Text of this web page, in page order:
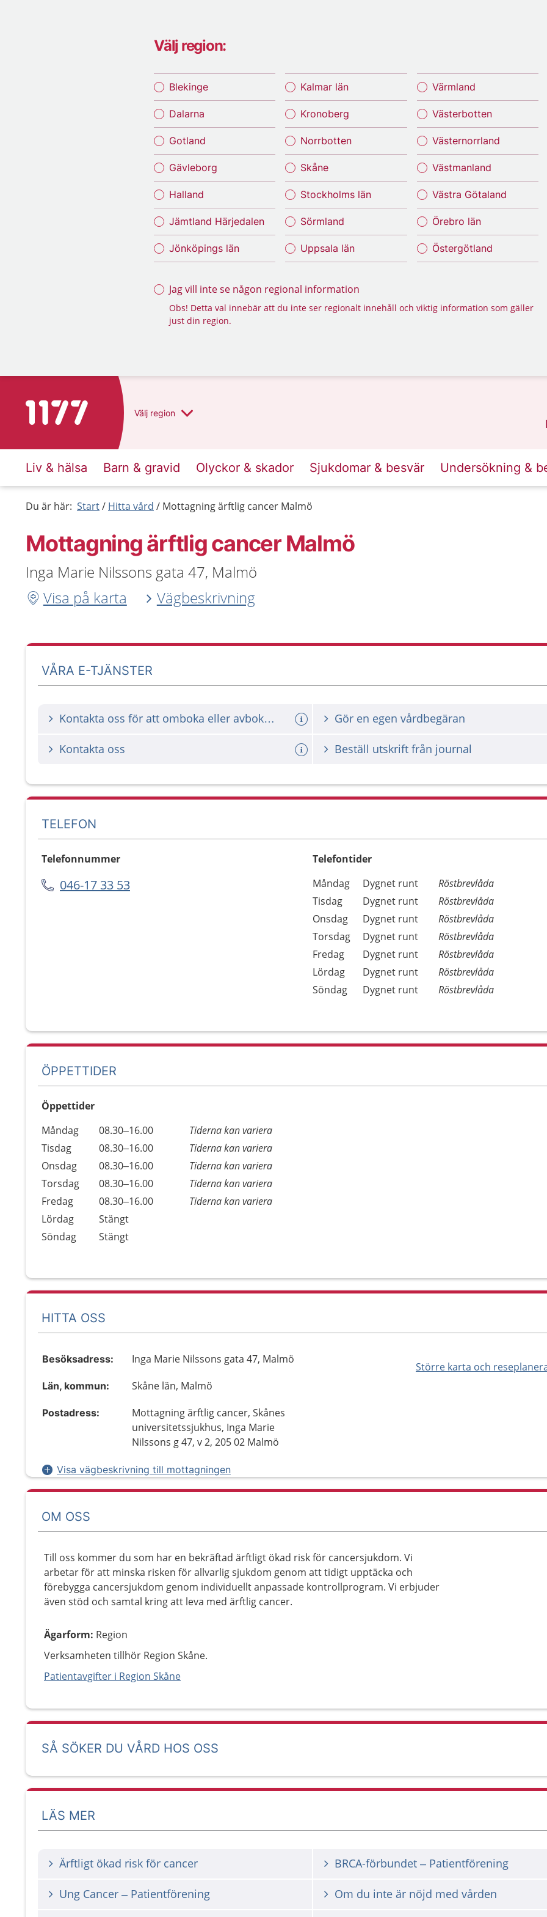
Välj region:
Blekinge
Dalarna
Gotland
Gävleborg
Halland
Jämtland Härjedalen
Jönköpings län
Kalmar län
Kronoberg
Norrbotten
Skåne
Stockholms län
Sörmland
Uppsala län
Värmland
Västerbotten
Västernorrland
Västmanland
Västra Götaland
Örebro län
Östergötland
Jag vill inte se någon regional information
Obs! Detta val innebär att du inte ser regionalt innehåll och viktig information som gäller
just din region.
Till startsidan för 1177 Välj region
Liv & hälsa Barn & gravid Olyckor & skador Sjukdomar & besvär Undersökning &
Du är här: Start Hitta vård Mottagning ärftlig cancer Malmö
Mottagning ärftlig cancer Malmö
Inga Marie Nilssons gata 47, Malmö
Visa på karta
Vägbeskrivning
VÅRA E-TJÄNSTER
Kontakta oss för att omboka eller avboka tid Gör en egen vårdbegäran
Kontakta oss Beställ utskrift från journal
TELEFON
Telefonnummer
046-17 33 53
Telefontider
Dag
Öppettider
Kommentarer
Måndag Dygnet runt
Röstbrevlåda
Tisdag
Dygnet runt
Röstbrevlåda
Onsdag
Dygnet runt
Röstbrevlåda
Torsdag
Dygnet runt
Röstbrevlåda
Fredag
Dygnet runt
Röstbrevlåda
Lördag
Dygnet runt
Röstbrevlåda
Söndag
Dygnet runt Röstbrevlåda
ÖPPETTIDER
Öppettider
Dag
Öppettider
Kommentarer
Måndag 08.30–16.00
Tiderna kan variera
Tisdag
08.30–16.00
Tiderna kan variera
Onsdag
08.30–16.00
Tiderna kan variera
Torsdag
08.30–16.00
Tiderna kan variera
Fredag
08.30–16.00
Tiderna kan variera
Lördag
Stängt
Söndag
Stängt
HITTA OSS
Större karta och
Besöksadress: Inga Marie Nilssons gata 47, Malmö
Län, kommun: Skåne län, Malmö
Postadress:
Mottagning ärftlig cancer, Skånes
universitetssjukhus, Inga Marie
Nilssons g 47, v 2, 205 02 Malmö
Visa vägbeskrivning till mottagningen
OM OSS
Till oss kommer du som har en bekräftad ärftligt ökad risk för cancersjukdom. Vi
arbetar för att minska risken för allvarlig sjukdom genom att tidigt upptäcka och
förebygga cancersjukdom genom individuellt anpassade kontrollprogram. Vi erbjuder
även stöd och samtal kring att leva med ärftlig cancer.
Ägarform: Region
Verksamheten tillhör Region Skåne.
Patientavgifter i Region Skåne
SÅ SÖKER DU VÅRD HOS OSS
LÄS MER
Ärftligt ökad risk för cancer BRCA-förbundet – Patientförening
Ung Cancer – Patientförening Om du inte är nöjd med vården